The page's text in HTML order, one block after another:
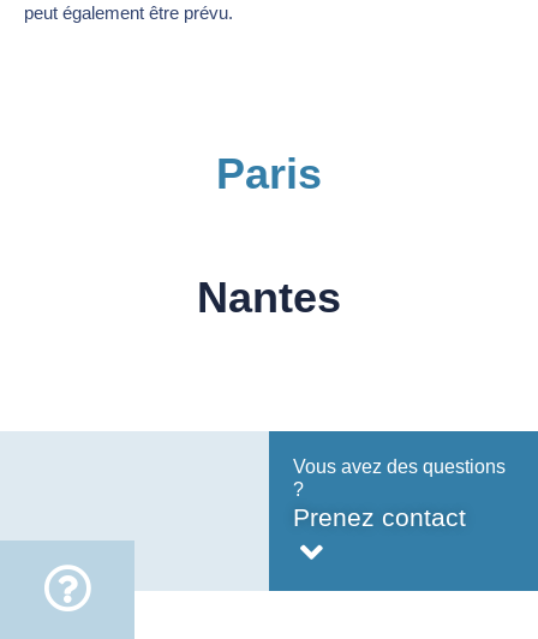
peut également être prévu.
Paris
Nantes
Vous avez des questions
?
Prenez contact